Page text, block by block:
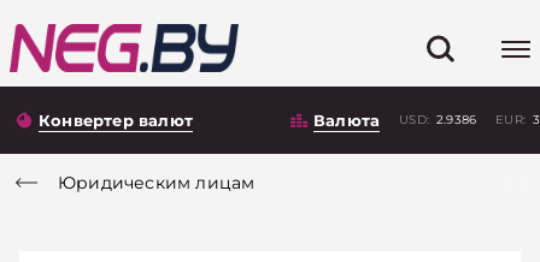
Конвертер валют Валюта USD: 2.9386 EUR:
Юридическим лицам